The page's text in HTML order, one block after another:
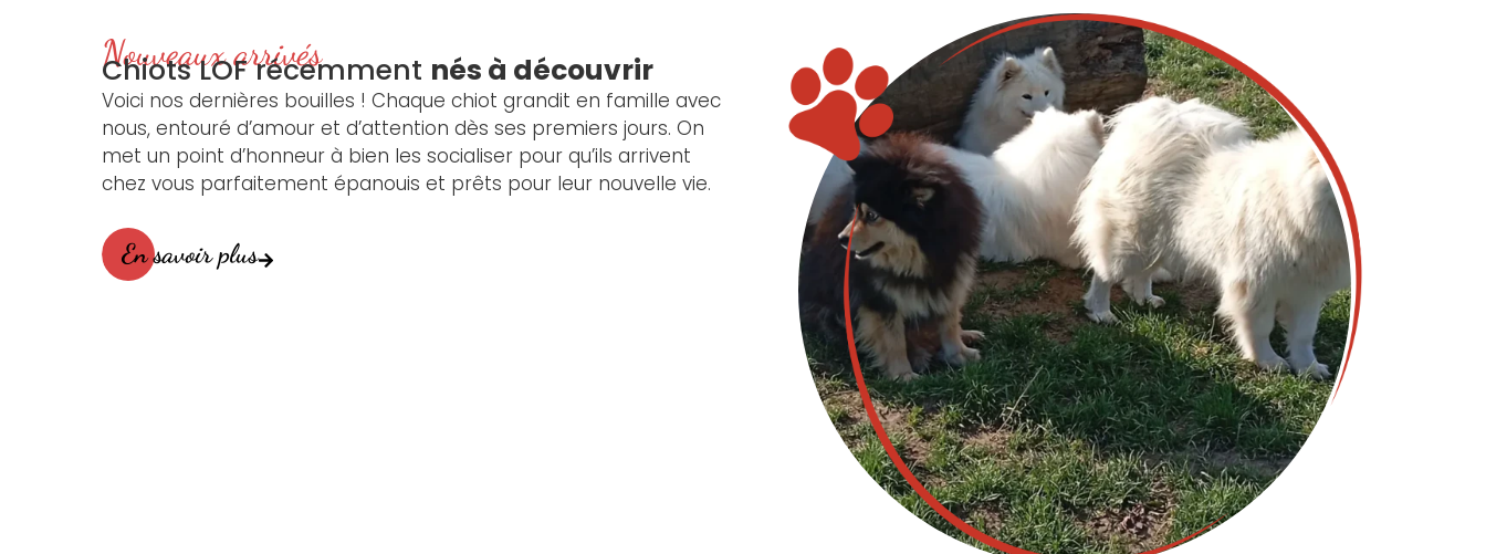
Nouveaux arrivés
Chiots LOF récemment nés à découvrir
Voici nos dernières bouilles ! Chaque chiot grandit en famille avec
nous, entouré d’amour et d’attention dès ses premiers jours. On
met un point d’honneur à bien les socialiser pour qu’ils arrivent
chez vous parfaitement épanouis et prêts pour leur nouvelle vie.
En savoir plus